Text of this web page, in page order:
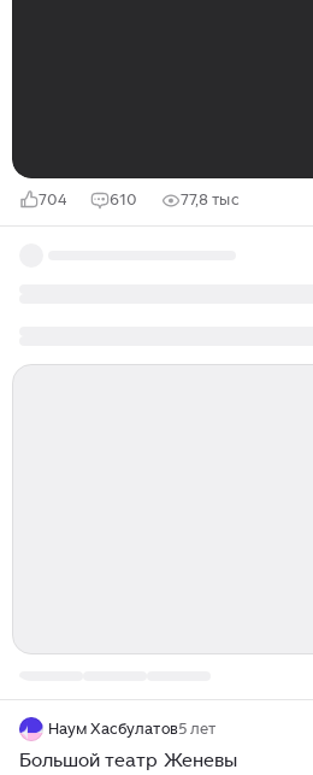
704 610 77,8 тыс
Наум Хасбулатов5 лет
Большой театр Женевы